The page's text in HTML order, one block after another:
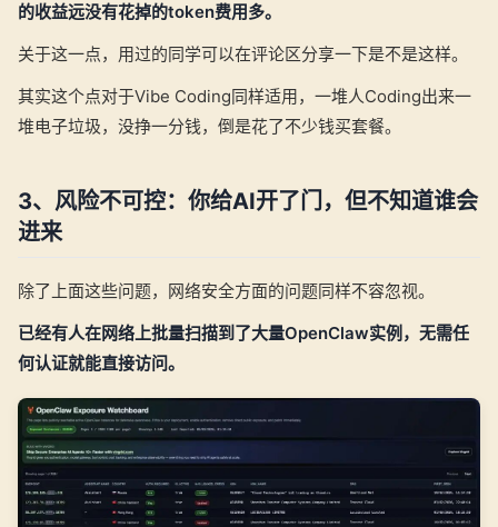
的收益远没有花掉的token费用多。
关于这一点，用过的同学可以在评论区分享一下是不是这样。
其实这个点对于Vibe Coding同样适用，一堆人Coding出来一
堆电子垃圾，没挣一分钱，倒是花了不少钱买套餐。
3、风险不可控：你给AI开了门，但不知道谁会
进来
除了上面这些问题，网络安全方面的问题同样不容忽视。
已经有人在网络上批量扫描到了大量OpenClaw实例，无需任
何认证就能直接访问。